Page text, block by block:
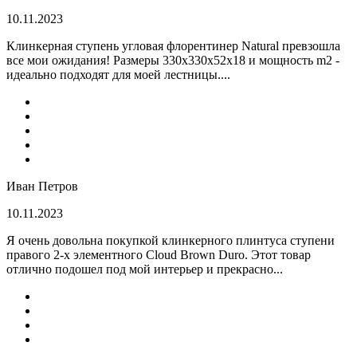
10.11.2023
Клинкерная ступень угловая флорентинер Natural превзошла
все мои ожидания! Размеры 330х330х52х18 и мощность m2 -
идеально подходят для моей лестницы....
Иван Петров
10.11.2023
Я очень довольна покупкой клинкерного плинтуса ступени
правого 2-х элементного Cloud Brown Duro. Этот товар
отлично подошел под мой интерьер и прекрасно...